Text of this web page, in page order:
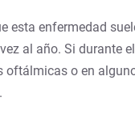
esta enfermedad
al año. Si durante
oftálmicas o en